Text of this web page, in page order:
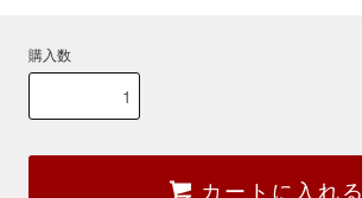
購入数
カートに入れる